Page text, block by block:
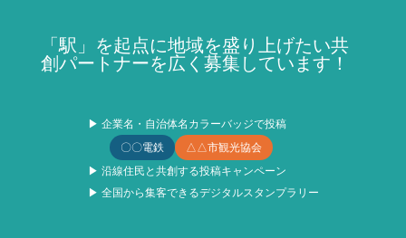
「駅」を起点に地域を盛り上げたい共
創パートナーを広く募集しています！
▶ 企業名・自治体名カラーバッジで投稿
〇〇電鉄
△△市観光協会
▶ 沿線住民と共創する投稿キャンペーン
▶ 全国から集客できるデジタルスタンプラリー